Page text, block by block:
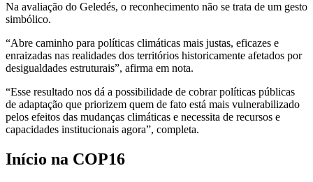
Na avaliação do Geledés, o reconhecimento não se trata de um gesto
simbólico.
“Abre caminho para políticas climáticas mais justas, eficazes e
enraizadas nas realidades dos territórios historicamente afetados por
desigualdades estruturais”, afirma em nota.
“Esse resultado nos dá a possibilidade de cobrar políticas públicas
de adaptação que priorizem quem de fato está mais vulnerabilizado
pelos efeitos das mudanças climáticas e necessita de recursos e
capacidades institucionais agora”, completa.
Início na COP16